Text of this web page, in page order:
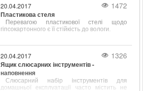
20.04.2017 1472
Пластикова стеля
Перевагою пластикової стелі щодо
гіпсокартонного є її стійкість до вологи.
20.04.2017 1326
Ящик слюсарних інструментів -
наповнення
Слюсарний набір інструментів для
домашньої експлуатації часто містить не